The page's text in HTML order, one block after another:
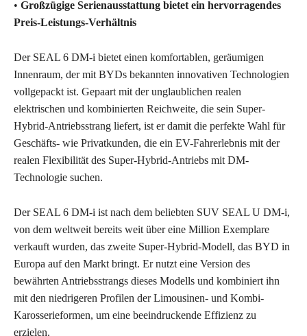
• Großzügige Serienausstattung bietet ein hervorragendes
Preis-Leistungs-Verhältnis
Der SEAL 6 DM-i bietet einen komfortablen, geräumigen
Innenraum, der mit BYDs bekannten innovativen Technologien
vollgepackt ist. Gepaart mit der unglaublichen realen
elektrischen und kombinierten Reichweite, die sein Super-
Hybrid-Antriebsstrang liefert, ist er damit die perfekte Wahl für
Geschäfts- wie Privatkunden, die ein EV-Fahrerlebnis mit der
realen Flexibilität des Super-Hybrid-Antriebs mit DM-
Technologie suchen.
Der SEAL 6 DM-i ist nach dem beliebten SUV SEAL U DM-i,
von dem weltweit bereits weit über eine Million Exemplare
verkauft wurden, das zweite Super-Hybrid-Modell, das BYD in
Europa auf den Markt bringt. Er nutzt eine Version des
bewährten Antriebsstrangs dieses Modells und kombiniert ihn
mit den niedrigeren Profilen der Limousinen- und Kombi-
Karosserieformen, um eine beeindruckende Effizienz zu
erzielen.